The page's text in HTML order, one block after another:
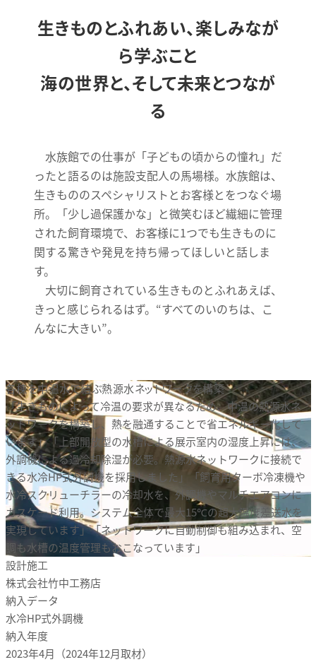
生きものとふれあい、楽しみなが
ら学ぶこと
海の世界と、そして未来とつなが
る
水族館での仕事が「子どもの頃からの憧れ」だ
ったと語るのは施設支配人の馬場様。水族館は、
生きもののスペシャリストとお客様とをつなぐ場
所。「少し過保護かな」と微笑むほど繊細に管理
された飼育環境で、お客様に1つでも生きものに
関する驚きや発見を持ち帰ってほしいと話しま
す。
大切に飼育されている生きものとふれあえば、
きっと感じられるはず。“すべてのいのちは、こ
んなに大きい”。
各棟を中温水で結ぶ熱源水ネットワークを構築
「生きものによって冷温の要求が異なるため、中温の熱源水ネ
ットワークを構築し、熱を融通することで省エネルギー化して
います」「上部開放型の水槽による展示室内の湿度上昇には、
外調機による過冷却除湿が必要。熱源水ネットワークに接続で
きる水冷HP式外調機を採用しました」「飼育用ターボ冷凍機や
水冷スクリューチラーの冷却水を、外調機やマルチエアコンに
カスケード利用。システム全体で最大15℃の超大温度差送水を
実現しています」「ネットワークに自動制御も組み込まれ、空
調も水槽の温度管理もおこなっています」
設計施工
株式会社竹中工務店
納入データ
水冷HP式外調機
納入年度
2023年4月（2024年12月取材）